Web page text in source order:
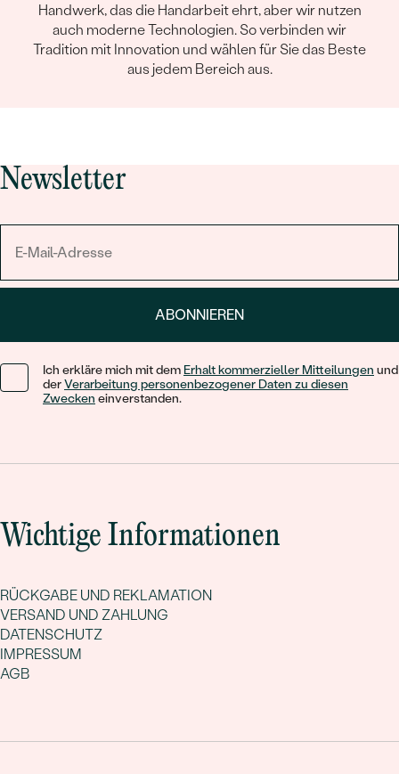
Handwerk, das die Handarbeit ehrt, aber wir nutzen
auch moderne Technologien. So verbinden wir
Tradition mit Innovation und wählen für Sie das Beste
aus jedem Bereich aus.
Newsletter
ABONNIEREN
Ich erkläre mich mit dem Erhalt kommerzieller Mitteilungen und
derVerarbeitung personenbezogener Daten zu diesen
Zwecken einverstanden.
Wichtige Informationen
RÜCKGABE UND REKLAMATION
VERSAND UND ZAHLUNG
DATENSCHUTZ
IMPRESSUM
AGB